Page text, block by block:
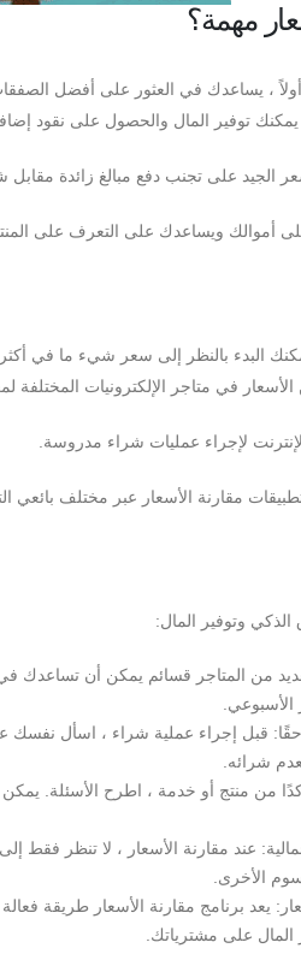
مهمة؟
، يساعدك في العثور على أفضل
توفير المال والحصول على نقود
الجيد على تجنب دفع مبالغ زائدة مقابل
أموالك ويساعدك على التعرف على
البدء بالنظر إلى سعر شيء ما في
في متاجر الإلكترونيات المختلفة
لإجراء عمليات شراء مدروسة.
مقارنة الأسعار عبر مختلف
وتوفير المال:
من المتاجر قسائم يمكن أن تساعدك
الأسبوعي.
حقًا: قبل إجراء عملية شراء ، اسأل نفسك
شرائه.
من منتج أو خدمة ، اطرح الأسئلة.
عند مقارنة الأسعار ، لا تنظر فقط
الأخرى.
يعد برنامج مقارنة الأسعار طريقة
على مشترياتك.